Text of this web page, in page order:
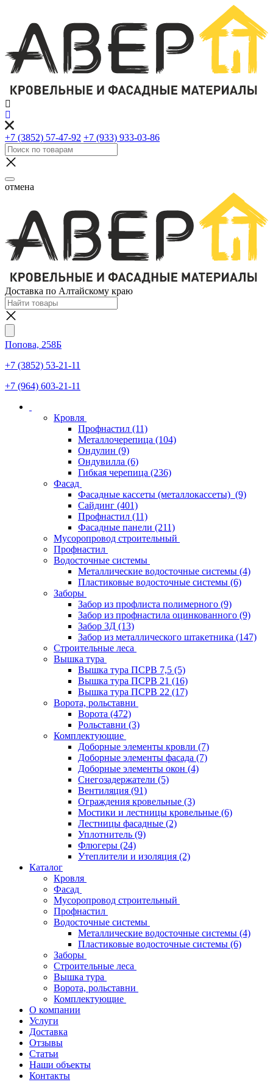
+7 (3852) 57-47-92 +7 (933) 933-03-86
отмена
Доставка по Алтайскому краю
Попова, 258Б
+7 (3852) 53-21-11
+7 (964) 603-21-11
Кровля
Профнастил (11)
Металлочерепица (104)
Ондулин (9)
Ондувилла (6)
Гибкая черепица (236)
Фасад
Фасадные кассеты (металлокассеты) (9)
Сайдинг (401)
Профнастил (11)
Фасадные панели (211)
Мусоропровод строительный
Профнастил
Водосточные системы
Металлические водосточные системы (4)
Пластиковые водосточные системы (6)
Заборы
Забор из профлиста полимерного (9)
Забор из профнастила оцинкованного (9)
Забор 3Д (13)
Забор из металлического штакетника (147)
Строительные леса
Вышка тура
Вышка тура ПСРВ 7,5 (5)
Вышка тура ПСРВ 21 (16)
Вышка тура ПСРВ 22 (17)
Ворота, рольставни
Ворота (472)
Рольставни (3)
Комплектующие
Доборные элементы кровли (7)
Доборные элементы фасада (7)
Доборные элементы окон (4)
Снегозадержатели (5)
Вентиляция (91)
Ограждения кровельные (3)
Мостики и лестницы кровельные (6)
Лестницы фасадные (2)
Уплотнитель (9)
Флюгеры (24)
Утеплители и изоляция (2)
Каталог
Кровля
Фасад
Мусоропровод строительный
Профнастил
Водосточные системы
Металлические водосточные системы (4)
Пластиковые водосточные системы (6)
Заборы
Строительные леса
Вышка тура
Ворота, рольставни
Комплектующие
О компании
Услуги
Доставка
Отзывы
Статьи
Наши объекты
Контакты